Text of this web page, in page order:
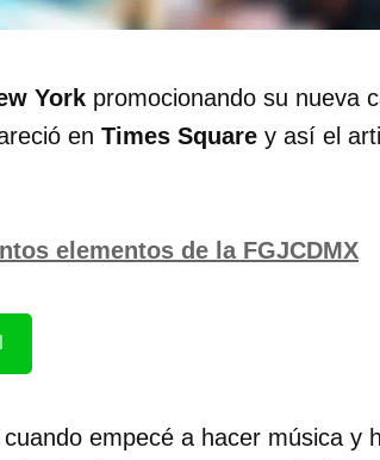
York promocionando su nueva
en Times Square y así el
elementos de la FGJCDMX
empecé a hacer música y